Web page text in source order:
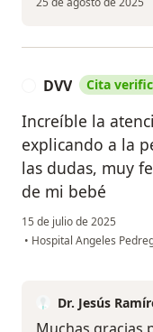
DVV Cita
Increíble la
explicando a la
las dudas, muy
de mi bebé
15 de julio de 2025
• Hospital Angeles
Dr. Jesús
Muchas gracias